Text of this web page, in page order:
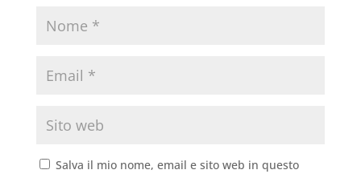
Salva il mio nome, email e sito web in questo